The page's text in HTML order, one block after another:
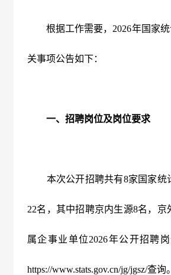
根据工作需要， 2026年国家
关事项公告如下：
一、招聘岗位及岗位要求
本次公开招聘共有8家国家统
22名，其中招聘京内生源8名，京
属企事业单位2026年公开招聘
https://www.stats.gov.cn/jg/jgsz/查询。